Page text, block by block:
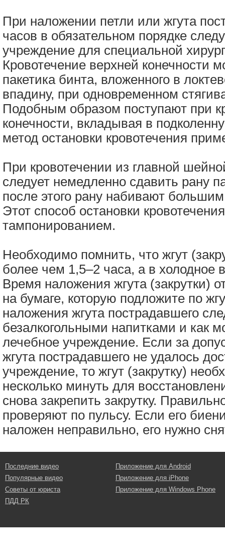
При наложении петли или жгута
часов в обязательном порядке
учреждение для специальной
Кровотечение верхней конечности
пакетика бинта, вложенного в
впадину, при одновременном
Подобным образом поступают при
конечности, вкладывая в
метод остановки кровотечения
При кровотечении из главной
следует немедленно сдавить рану
после этого рану набивают
Этот способ остановки
тампонированием.
Необходимо помнить, что жгут
более чем 1,5–2 часа, а в холодное
Время наложения жгута (закрутки)
на бумаге, которую подложите по
наложения жгута пострадавшего
безалкогольными напитками и как
лечебное учреждение. Если за
жгута пострадавшего не удалось
учреждение, то жгут (закрутку)
несколько минуть для
снова закрепить закрутку.
проверяют по пульсу. Если его
наложен неправильно, его нужно
Последние видео
Популярные видео
Советы от юриста
ПДД РК
Приложение для Android
Приложение для iPhone
Приложение для Windows Phone